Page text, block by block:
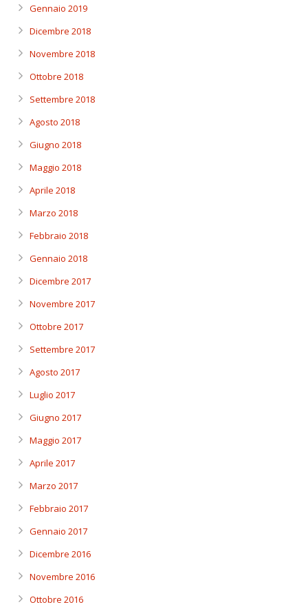
Gennaio 2019
Dicembre 2018
Novembre 2018
Ottobre 2018
Settembre 2018
Agosto 2018
Giugno 2018
Maggio 2018
Aprile 2018
Marzo 2018
Febbraio 2018
Gennaio 2018
Dicembre 2017
Novembre 2017
Ottobre 2017
Settembre 2017
Agosto 2017
Luglio 2017
Giugno 2017
Maggio 2017
Aprile 2017
Marzo 2017
Febbraio 2017
Gennaio 2017
Dicembre 2016
Novembre 2016
Ottobre 2016